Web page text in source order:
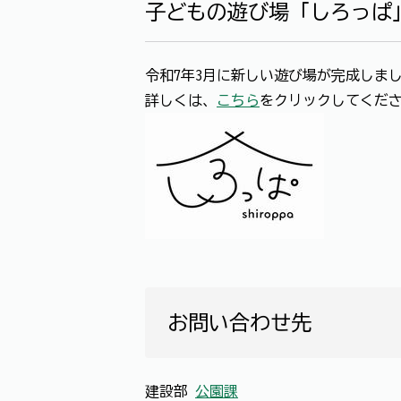
子どもの遊び場「しろっぱ
令和7年3月に新しい遊び場が完成しまし
詳しくは、
こちらをクリックしてくださ
お問い合わせ先
建設部 公園課